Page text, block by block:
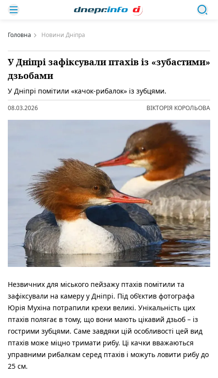
Головна Новини Дніпра
У Дніпрі зафіксували птахів із «зубастими»
дзьобами
У Дніпрі помітили «качок-рибалок» із зубцями.
08.03.2026 ВІКТОРІЯ КОРОЛЬОВА
Незвичних для міського пейзажу птахів помітили та
зафіксували на камеру у Дніпрі. Під об’єктив фотографа
Юрія Мухіна потрапили крехи великі. Унікальність цих
птахів полягає в тому, що вони мають цікавий дзьоб – із
гострими зубцями. Саме завдяки цій особливості цей вид
птахів може міцно тримати рибу. Ці качки вважаються
управними рибалкам серед птахів і можуть ловити рибу до
25 см.